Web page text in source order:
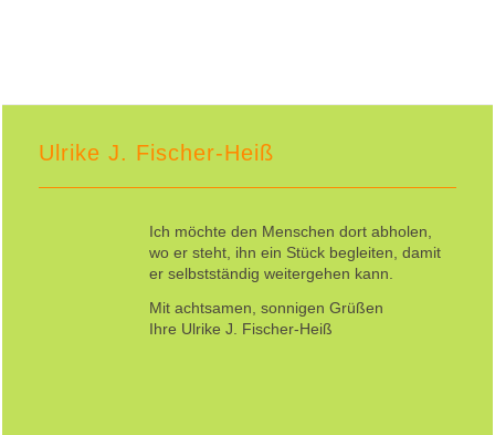
Ulrike J. Fischer-Heiß
Ich möchte den Menschen dort abholen,
wo er steht, ihn ein Stück begleiten, damit
er selbstständig weitergehen kann.
Mit achtsamen, sonnigen Grüßen
Ihre Ulrike J. Fischer-Heiß